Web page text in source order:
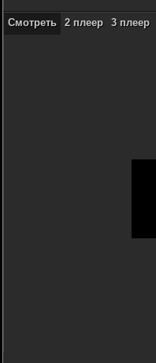
Смотреть 2 плеер 3 плеер